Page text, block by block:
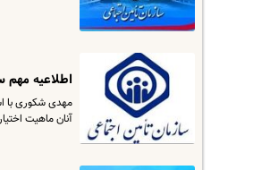
اطلاعیه مهم
مهدی شکوری با
آنان ماهیت